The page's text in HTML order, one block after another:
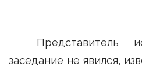
Представитель
заседание не явился,